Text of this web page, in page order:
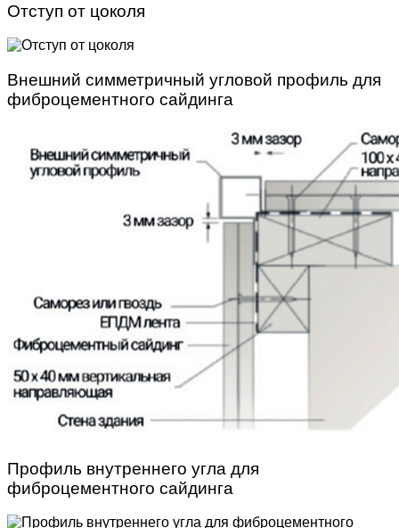
Отступ от цоколя
Внешний симметричный угловой профиль для
фиброцементного сайдинга
Профиль внутреннего угла для
фиброцементного сайдинга